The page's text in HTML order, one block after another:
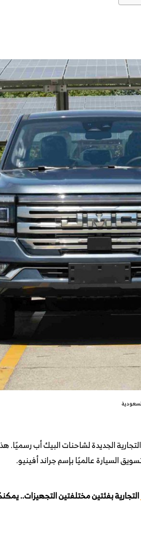
السيارة عالميًا بإسم جراند أفينيو.
التجارية بفئتين مختلفتين التجهيزات..